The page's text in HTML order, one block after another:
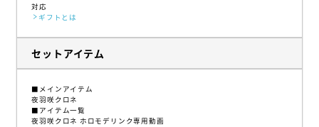
対応
ギフトとは
セットアイテム
■メインアイテム
夜羽咲クロネ
■アイテム一覧
夜羽咲クロネ ホロモデリンク専用動画